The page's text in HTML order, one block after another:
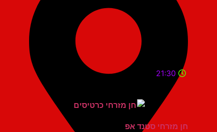
21:30
חן מזרחי סטנד אפ